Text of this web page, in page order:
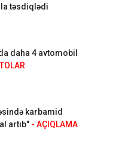
təsdiqlədi
daha 4 avtomobil
karbamid
artıb" - AÇIQLAMA